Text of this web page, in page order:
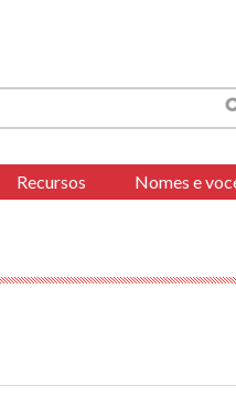
Recursos Nomes e